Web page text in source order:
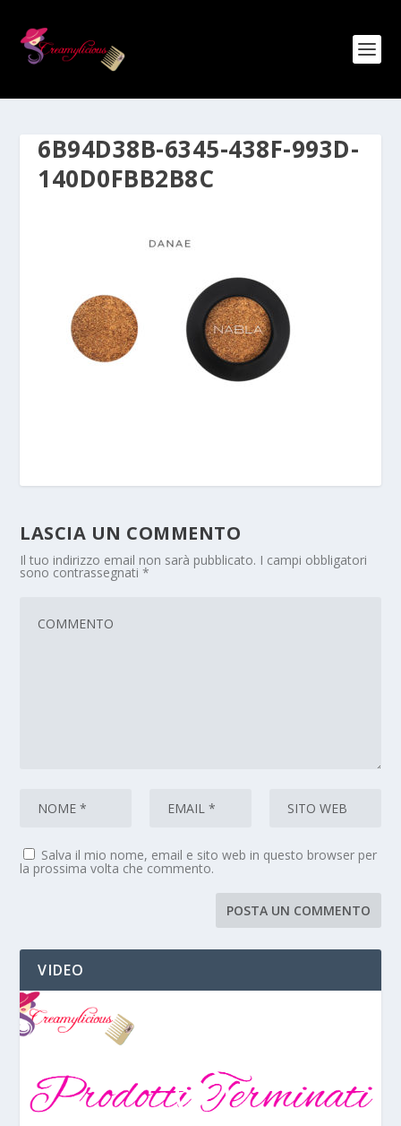
6B94D38B-6345-438F-993D-
140D0FBB2B8C
LASCIA UN COMMENTO
Il tuo indirizzo email non sarà pubblicato. I campi obbligatori
sono contrassegnati*
Salva il mio nome, email e sito web in questo browser per
la prossima volta che commento.
VIDEO